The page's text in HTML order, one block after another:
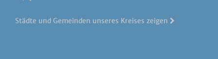
Städte und Gemeinden unseres Kreises zeigen